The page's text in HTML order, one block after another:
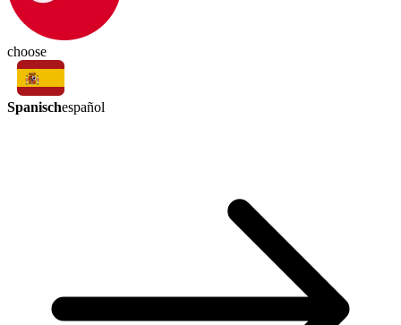
choose
Spanischespañol